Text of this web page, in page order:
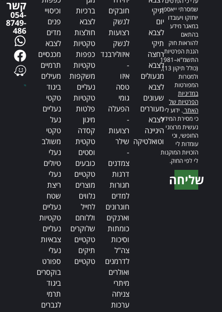
שמסרתי ייאספו,
יוחזקו ויעובדו
במאגר מידע
בהתאם
להוראות חוק
הגנת הפרטיות,
התשמ"א–1981
(כולל תיקון 13),
ולמטרות
המפורטות
במדיניות
הפרטיות של
האתר. ידוע לי
כי מסירת המידע
נעשית מרצוני
החופשי, וכי
עומדות לי
הזכויות המוקנות
לי לפי החוק.
שליחה
תיקי
יום
לצבא
תיקי
רחצה
לצבא
מנעולים
לצבא
שעונים
מעוררים
לצבא
היגיינה
וטואלטיקה
חובקים
לנשק
רצועות
לנשק
איזולירבנד
-
איזו
טסה
גומי
הפעלה
-
רצועות
שילר
-
צמדנים
דרגות
חגורות
למדים
חוגרונים
וארנקים
כומתות
וסיכות
צה"ל
לדרמנים
ואולרים
מיתרי
צניחה
ערכות
ברכיות
לצבא
חולצות
טקטיות
כפפות
טקטיות
משקפות
נעליים
טקטיות
פלטות
מיגון
קסדה
טקטית
וסטים
כובעים
טקטיים
מוצרים
נלווים
לחייל
וללוחם
שלוקרים
טקטיים
תיקים
טקטיים
וכיסויי
פנים
מדים
לצבא
מכנסיים
תרמיים
מעילים
ביגוד
טקטי
נעליים
נעל
טקטי
משולב
נעלי
טיולים
נעלי
ריצת
שטח
נעליים
טקטיות
נעליים
צבאיות
נעלי
ספורט
בוקסרים
ביגוד
תרמי
לגברים
קשר
054-
8749-
486